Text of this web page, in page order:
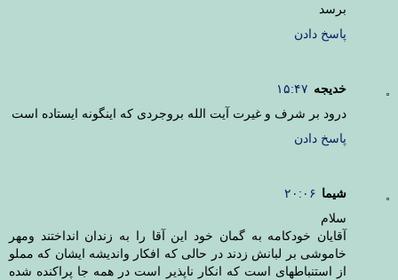
برسد
پاسخ دادن
خدیجه ۱۵:۴۷
درود بر شرف و غیرت آیت الله بروجردی که اینگونه ایستاده است
پاسخ دادن
شیما ۲۰:۰۶
سلام
آقایان خودکامه به گمان خود این آقا را به زندان انداختند ومهر
خاموشی بر لبانش زدند در حالی که افکار واندیشه ایشان که مملو
از استنباطهای است که انکار ناپذیر است در همه جا پراکنده شده